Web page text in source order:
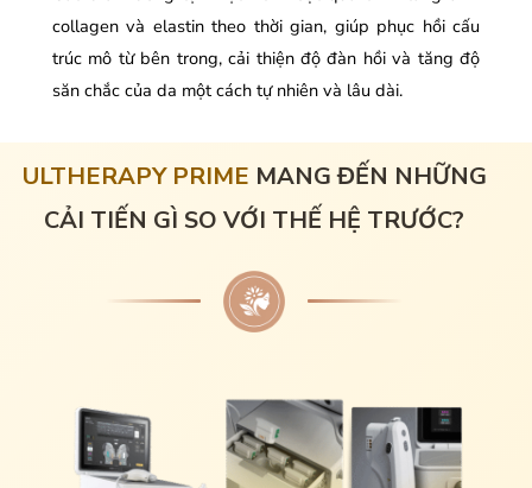
collagen và elastin theo thời gian, giúp phục hồi cấu
trúc mô từ bên trong, cải thiện độ đàn hồi và tăng độ
săn chắc của da một cách tự nhiên và lâu dài.
ULTHERAPY PRIME MANG ĐẾN NHỮNG
CẢI TIẾN GÌ SO VỚI THẾ HỆ TRƯỚC?